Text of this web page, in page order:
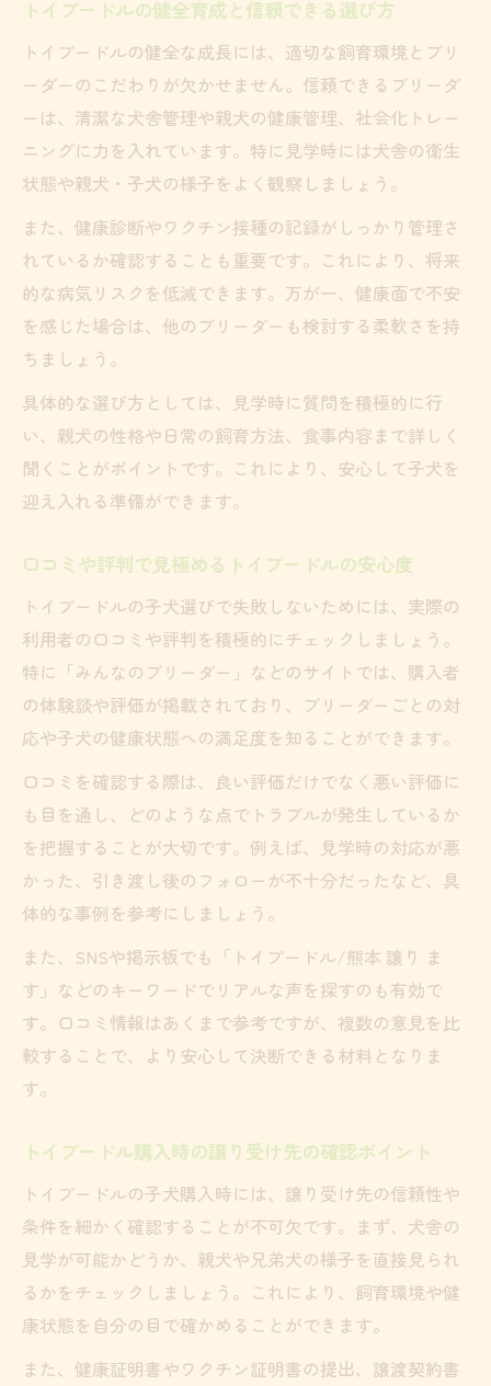
トイプードルの健全育成と信頼できる選び方
トイプードルの健全な成長には、適切な飼育環境とブリ
ーダーのこだわりが欠かせません。信頼できるブリーダ
ーは、清潔な犬舎管理や親犬の健康管理、社会化トレー
ニングに力を入れています。特に見学時には犬舎の衛生
状態や親犬・子犬の様子をよく観察しましょう。
また、健康診断やワクチン接種の記録がしっかり管理さ
れているか確認することも重要です。これにより、将来
的な病気リスクを低減できます。万が一、健康面で不安
を感じた場合は、他のブリーダーも検討する柔軟さを持
ちましょう。
具体的な選び方としては、見学時に質問を積極的に行
い、親犬の性格や日常の飼育方法、食事内容まで詳しく
聞くことがポイントです。これにより、安心して子犬を
迎え入れる準備ができます。
口コミや評判で見極めるトイプードルの安心度
トイプードルの子犬選びで失敗しないためには、実際の
利用者の口コミや評判を積極的にチェックしましょう。
特に「みんなのブリーダー」などのサイトでは、購入者
の体験談や評価が掲載されており、ブリーダーごとの対
応や子犬の健康状態への満足度を知ることができます。
口コミを確認する際は、良い評価だけでなく悪い評価に
も目を通し、どのような点でトラブルが発生しているか
を把握することが大切です。例えば、見学時の対応が悪
かった、引き渡し後のフォローが不十分だったなど、具
体的な事例を参考にしましょう。
また、SNSや掲示板でも「トイプードル/熊本 譲り ま
す」などのキーワードでリアルな声を探すのも有効で
す。口コミ情報はあくまで参考ですが、複数の意見を比
較することで、より安心して決断できる材料となりま
す。
トイプードル購入時の譲り受け先の確認ポイント
トイプードルの子犬購入時には、譲り受け先の信頼性や
条件を細かく確認することが不可欠です。まず、犬舎の
見学が可能かどうか、親犬や兄弟犬の様子を直接見られ
るかをチェックしましょう。これにより、飼育環境や健
康状態を自分の目で確かめることができます。
また、健康証明書やワクチン証明書の提出、譲渡契約書